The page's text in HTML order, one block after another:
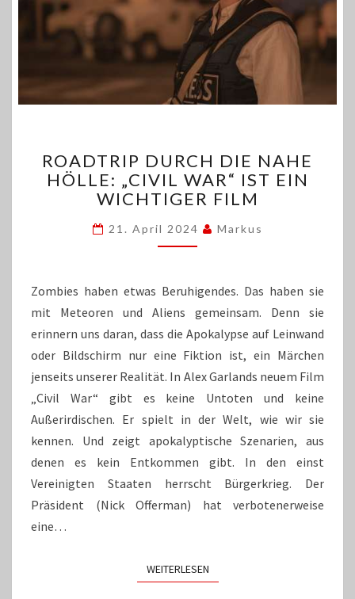
DURCH
DIE
NAHE
„CIVIL
WAR“
EIN
WICHTIGER
FILM
ROADTRIP DURCH DIE NAHE
HÖLLE: „CIVIL WAR“ IST EIN
WICHTIGER FILM
21. April 2024 Markus
Zombies haben etwas Beruhigendes. Das haben sie
mit Meteoren und Aliens gemeinsam. Denn sie
erinnern uns daran, dass die Apokalypse auf Leinwand
oder Bildschirm nur eine Fiktion ist, ein Märchen
jenseits unserer Realität. In Alex Garlands neuem Film
„Civil War“ gibt es keine Untoten und keine
Außerirdischen. Er spielt in der Welt, wie wir sie
kennen. Und zeigt apokalyptische Szenarien, aus
denen es kein Entkommen gibt. In den einst
Vereinigten Staaten herrscht Bürgerkrieg. Der
Präsident (Nick Offerman) hat verbotenerweise
eine…
WEITERLESENWEITERLESEN